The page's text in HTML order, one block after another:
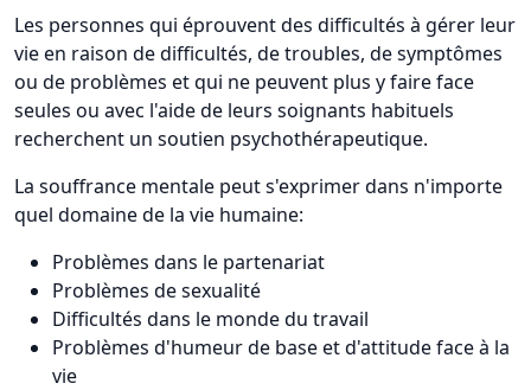
Les personnes qui éprouvent des difficultés à gérer leur
vie en raison de difficultés, de troubles, de symptômes
ou de problèmes et qui ne peuvent plus y faire face
seules ou avec l'aide de leurs soignants habituels
recherchent un soutien psychothérapeutique.
La souffrance mentale peut s'exprimer dans n'importe
quel domaine de la vie humaine:
Problèmes dans le partenariat
Problèmes de sexualité
Difficultés dans le monde du travail
Problèmes d'humeur de base et d'attitude face à la
vie